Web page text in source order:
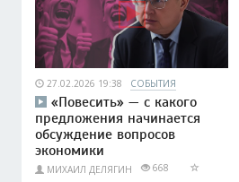
27.02.2026 19:38 СОБЫТИЯ
«Повесить» — с какого
предложения начинается
обсуждение вопросов
экономики
МИХАИЛ ДЕЛЯГИН 668